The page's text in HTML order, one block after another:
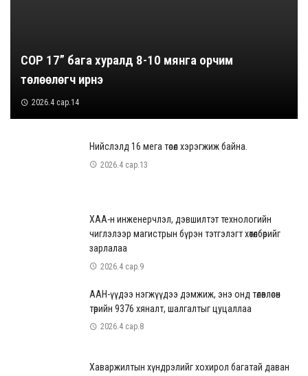
COP 17” бага хуралд 8-10 мянга орчим
төлөөлөгч ирнэ
2026.4 сар.14
Нийслэлд 16 мега төсөл хэрэгжиж байна.
2026.4 сар.13
ХАА-н инженерчлэл, дэвшилтэт технологийн
чиглэлээр магистрын бүрэн тэтгэлэгт хөтөлбөрийг
зарлалаа
2026.4 сар.9
ААН-үүдээ нэгжүүдээ дэмжиж, энэ онд төлөвлөсөн
төрийн 9376 хяналт, шалгалтыг цуцаллаа
2026.4 сар.8
Хаваржилтын хүндрэлийг хохирол багатай даван